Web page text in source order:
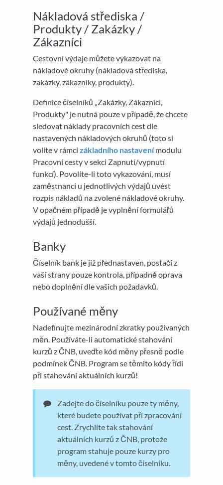
Nákladová střediska /
Produkty / Zakázky /
Zákazníci
Cestovní výdaje můžete vykazovat na
nákladové okruhy (nákladová střediska,
zakázky, zákazníky, produkty).
Definice číselníků „Zakázky, Zákazníci,
Produkty" je nutná pouze v případě, že chcete
sledovat náklady pracovních cest dle
nastavených nákladových okruhů (toto si
volíte v rámci základního nastavenímodulu
Pracovní cesty v sekci Zapnutí/vypnutí
funkcí). Povolíte-li toto vykazování, musí
zaměstnanci u jednotlivých výdajů uvést
rozpis nákladů na zvolené nákladové okruhy.
V opačném případě je vyplnění formulářů
výdajů jednodušší.
Banky
Číselník bank je již přednastaven, postačí z
vaší strany pouze kontrola, případně oprava
nebo doplnění dle vašich požadavků.
Používané měny
Nadefinujte mezinárodní zkratky používaných
měn. Používáte-li automatické stahování
kurzů z ČNB, uveďte kód měny přesně podle
podmínek ČNB. Program se těmito kódy řídí
při stahování aktuálních kurzů!
Zadejte do číselníku pouze ty měny,
které budete používat při zpracování
cest. Zrychlíte tak stahování
aktuálních kurzů z ČNB, protože
program stahuje pouze kurzy pro
měny, uvedené v tomto číselníku.